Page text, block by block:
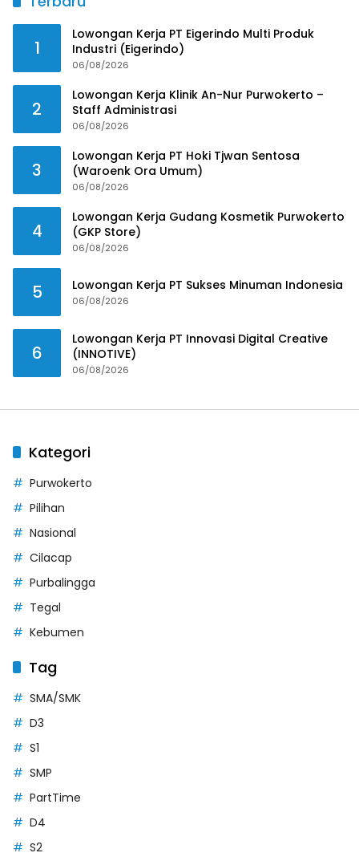
1
Lowongan Kerja PT Eigerindo Multi Produk
Industri (Eigerindo)
06/08/2026
2
Lowongan Kerja Klinik An-Nur Purwokerto –
Staff Administrasi
06/08/2026
3
Lowongan Kerja PT Hoki Tjwan Sentosa
(Waroenk Ora Umum)
06/08/2026
4
Lowongan Kerja Gudang Kosmetik Purwokerto
(GKP Store)
06/08/2026
5 Lowongan Kerja PT Sukses Minuman Indonesia
06/08/2026
6
Lowongan Kerja PT Innovasi Digital Creative
(INNOTIVE)
06/08/2026
Kategori
Purwokerto
Pilihan
Nasional
Cilacap
Purbalingga
Tegal
Kebumen
Tag
SMA/SMK
D3
S1
SMP
PartTime
D4
S2